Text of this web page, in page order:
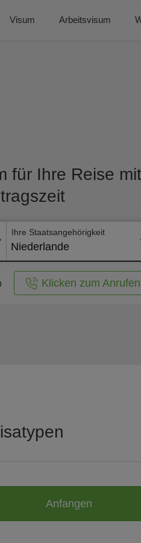
Visum Arbeitsvisum
für Ihre Reise
Ihre Staatsangehörigkeit
Niederlande
Klicken zum Anrufen
Anfangen